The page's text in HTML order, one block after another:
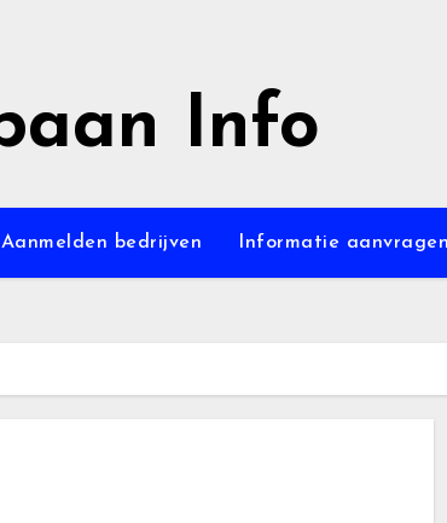
Info
Aanmelden bedrijven Informatie aanvragen